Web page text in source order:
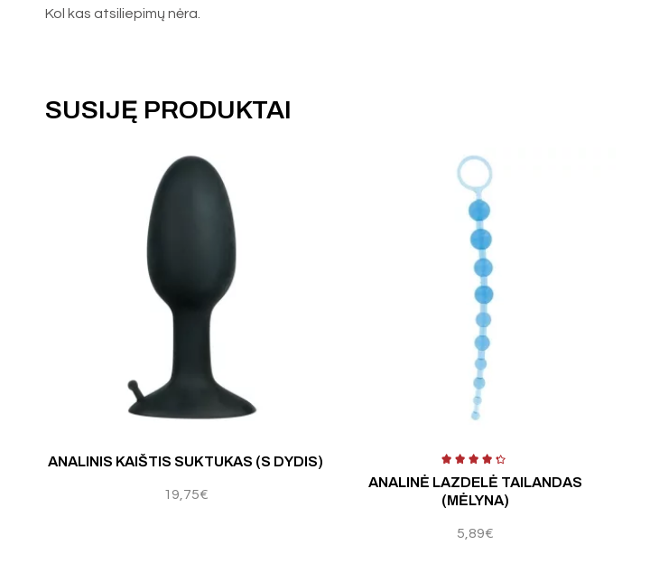
Kol kas atsiliepimų nėra.
SUSIJĘ PRODUKTAI
ANALINIS KAIŠTIS SUKTUKAS (S DYDIS)
19,75€
ANALINĖ LAZDELĖ TAILANDAS
(MĖLYNA)
5,89€
Įvertinimas: Įvertinimas: